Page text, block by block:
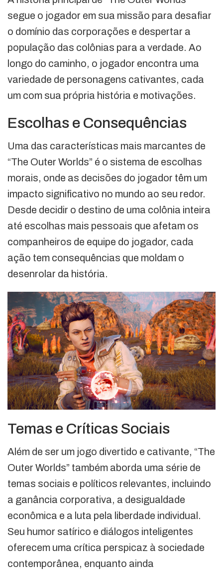
segue o jogador em sua missão para desafiar
o domínio das corporações e despertar a
população das colônias para a verdade. Ao
longo do caminho, o jogador encontra uma
variedade de personagens cativantes, cada
um com sua própria história e motivações.
Escolhas e Consequências
Uma das características mais marcantes de
“The Outer Worlds” é o sistema de escolhas
morais, onde as decisões do jogador têm um
impacto significativo no mundo ao seu redor.
Desde decidir o destino de uma colônia inteira
até escolhas mais pessoais que afetam os
companheiros de equipe do jogador, cada
ação tem consequências que moldam o
desenrolar da história.
Temas e Críticas Sociais
Além de ser um jogo divertido e cativante, “The
Outer Worlds” também aborda uma série de
temas sociais e políticos relevantes, incluindo
a ganância corporativa, a desigualdade
econômica e a luta pela liberdade individual.
Seu humor satírico e diálogos inteligentes
oferecem uma crítica perspicaz à sociedade
contemporânea, enquanto ainda